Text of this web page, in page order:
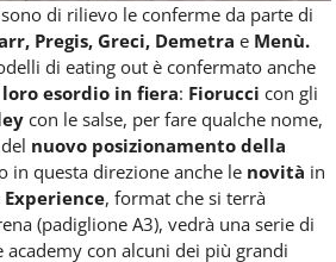
di rilievo le conferme da parte di
Pregis, Greci, Demetra e Menù.
di eating out è confermato anche
esordio in fiera: Fiorucci con gli
con le salse, per fare qualche nome,
nuovo posizionamento della
in questa direzione anche le novità in
Experience, format che si terrà
(padiglione A3), vedrà una serie di
academy con alcuni dei più grandi